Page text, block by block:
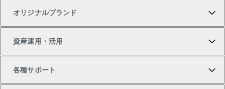
オリジナルブランド
一棟リノベーションマンション L`GENTE（ルジェン
テ）
資産運用・活用
各種サポート